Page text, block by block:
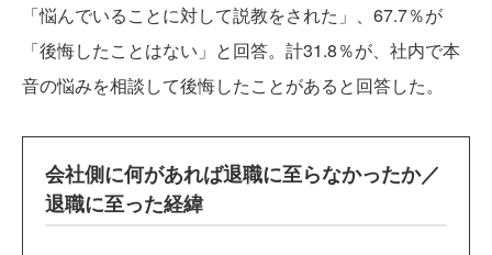
「悩んでいることに対して説教をされた」、67.7％が
「後悔したことはない」と回答。計31.8％が、社内で本
音の悩みを相談して後悔したことがあると回答した。
会社側に何があれば退職に至らなかったか／
退職に至った経緯